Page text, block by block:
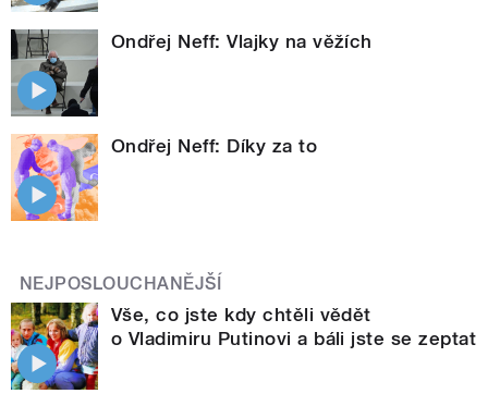
Ondřej Neff: Vlajky na věžích
Ondřej Neff: Díky za to
NEJPOSLOUCHANĚJŠÍ
Vše, co jste kdy chtěli vědět
o Vladimiru Putinovi a báli jste se zeptat